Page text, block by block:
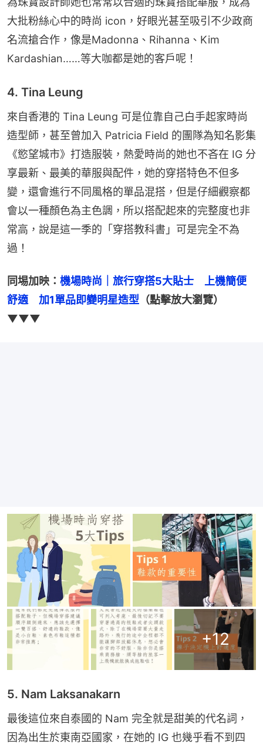
大批粉絲心中的時尚 icon，好眼光甚至吸引不少政商
名流搶合作，像是Madonna、Rihanna、Kim
Kardashian……等大咖都是她的客戶呢！
4. Tina Leung
來自香港的 Tina Leung 可是位靠自己白手起家時尚
造型師，甚至曾加入 Patricia Field 的團隊為知名影集
《慾望城市》打造服裝，熱愛時尚的她也不吝在 IG 分
享最新、最美的華服與配件，她的穿搭特色不但多
變，還會進行不同風格的單品混搭，但是仔細觀察都
會以一種顏色為主色調，所以搭配起來的完整度也非
常高，說是這一季的「穿搭教科書」可是完全不為
過！
同埸加映： 機場時尚｜旅行穿搭5大貼士　上機簡便
舒適　加1單品即變明星造型 （點擊放大瀏覽）
▼▼▼
+12
5. Nam Laksanakarn
最後這位來自泰國的 Nam 完全就是甜美的代名詞，
因為出生於東南亞國家，在她的 IG 也幾乎看不到四